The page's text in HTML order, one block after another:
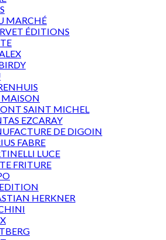
MARCHÉ
ÉDITIONS
SAINT MICHEL
EZCARAY
DE DIGOIN
FABRE
LUCE
FRITURE
HERKNER